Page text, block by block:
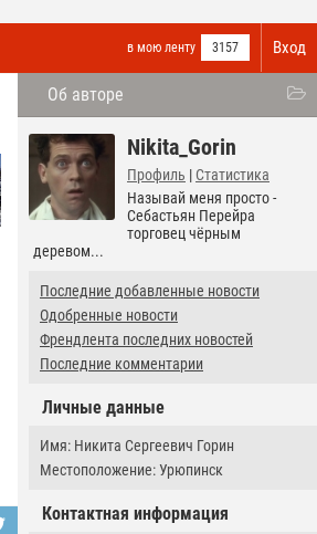
Вход
в мою ленту 3157
Об авторе
Nikita_Gorin
Профиль | Статистика
Называй меня просто -
Себастьян Перейра
торговец чёрным
деревом...
Последние добавленные новости
Одобренные новости
Френдлента последних новостей
Последние комментарии
Личные данные
Имя: Никита Сергеевич Горин
Местоположение: Урюпинск
Контактная информация